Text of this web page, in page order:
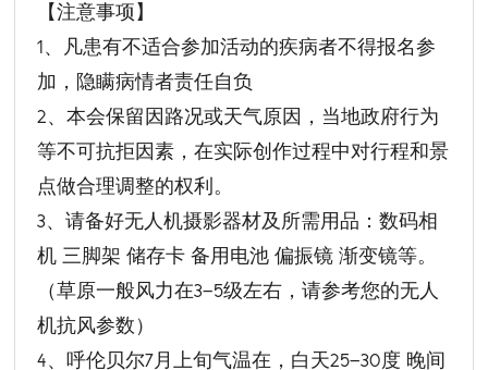
【注意事项】
1、凡患有不适合参加活动的疾病者不得报名参
加，隐瞒病情者责任自负
2、本会保留因路况或天气原因，当地政府行为
等不可抗拒因素，在实际创作过程中对行程和景
点做合理调整的权利。
3、请备好无人机摄影器材及所需用品：数码相
机 三脚架 储存卡 备用电池 偏振镜 渐变镜等。
（草原一般风力在3—5级左右，请参考您的无人
机抗风参数）
4、呼伦贝尔7月上旬气温在，白天25—30度 晚间